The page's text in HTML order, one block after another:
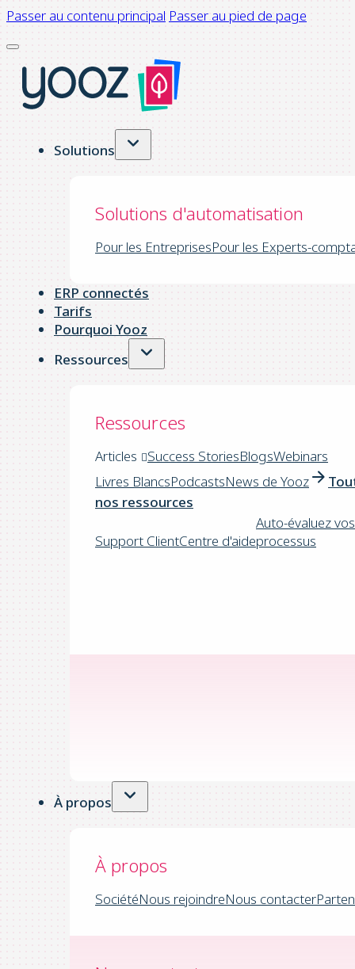
Passer au contenu principal Passer au pied de page
Solutions
Solutions d'automatisation
Pour les EntreprisesPour les Experts-
ERP connectés
Tarifs
Pourquoi Yooz
Ressources
Ressources
Articles Success StoriesBlogsWebinars
Livres BlancsPodcastsNews de Yooz
nos ressources
Support ClientCentre d'aide
Auto-évaluez vos
processus
À propos
À propos
SociétéNous rejoindreNous contacter